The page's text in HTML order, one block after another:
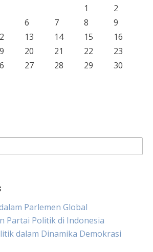
1
2
6 7 8
9
13 14 15
16
20 21 22
23
27 28 29
30
Parlemen Global
Partai Politik di Indonesia
dalam Dinamika Demokrasi